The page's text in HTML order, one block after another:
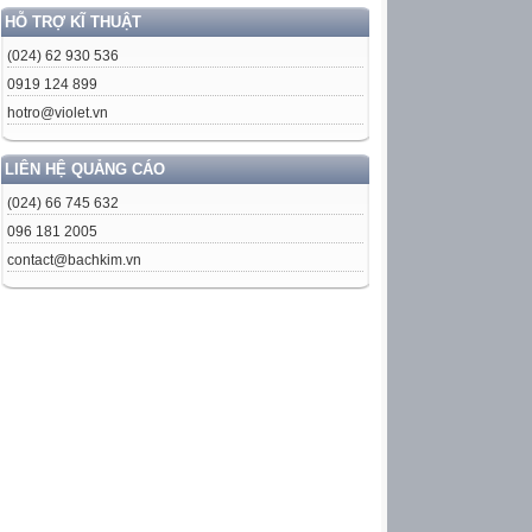
HỖ TRỢ KĨ THUẬT
(024) 62 930 536
0919 124 899
hotro@violet.vn
LIÊN HỆ QUẢNG CÁO
(024) 66 745 632
096 181 2005
contact@bachkim.vn